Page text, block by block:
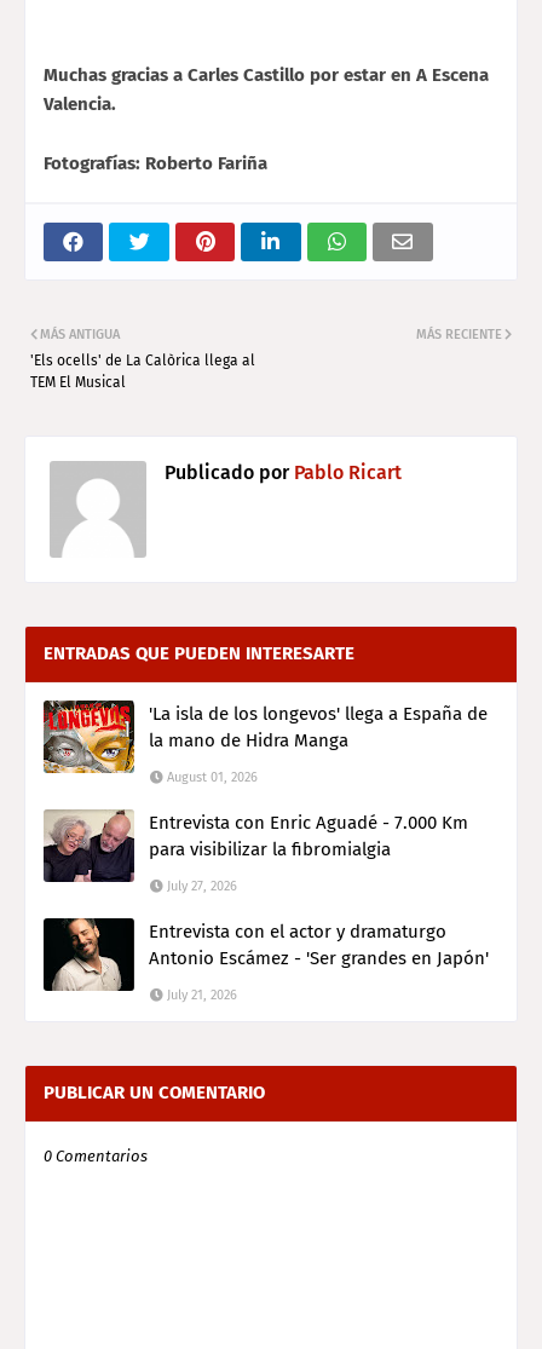
Muchas gracias a Carles Castillo por estar en A Escena
Valencia.
Fotografías: Roberto Fariña
MÁS RECIENTE
MÁS ANTIGUA
'Els ocells' de La Calòrica llega al
TEM El Musical
Publicado porPablo Ricart
ENTRADAS QUE PUEDEN INTERESARTE
'La isla de los longevos' llega a España de
la mano de Hidra Manga
August 01, 2026
Entrevista con Enric Aguadé - 7.000 Km
para visibilizar la fibromialgia
July 27, 2026
Entrevista con el actor y dramaturgo
Antonio Escámez - 'Ser grandes en Japón'
July 21, 2026
PUBLICAR UN COMENTARIO
0 Comentarios